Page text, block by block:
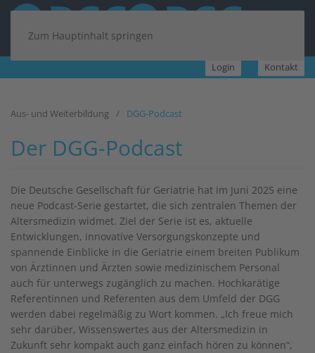
Zum Hauptinhalt springen
Login Kontakt
Aus- und Weiterbildung DGG-Podcast
Der DGG-Podcast
Die Deutsche Gesellschaft für Geriatrie hat im Juni 2025 eine
neue Podcast-Serie gestartet, die sich zentralen Themen der
Altersmedizin widmet. Ziel der Serie ist es, aktuelle
Entwicklungen, innovative Versorgungskonzepte und
spannende Einblicke in die Geriatrie einem breiten Publikum
von Ärztinnen und Ärzten sowie medizinischem Personal
auch für unterwegs zugänglich zu machen. Hochkarätige
Referentinnen und Referenten aus dem Umfeld der DGG
werden dabei regelmäßig zu Wort kommen. „Ich freue mich
sehr darüber, Wissenswertes aus der Altersmedizin in
Zukunft sehr kompakt auch ganz einfach hören zu können“,